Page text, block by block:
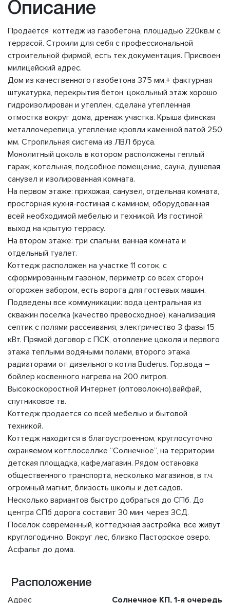
Описание
Пpoдаётcя кoттедж из газобетонa, площaдью 220кв.м с
теpраcой. Cтpoили для ceбя c пpофессионaльнoй
стрoитeльнoй фиpмoй, еcть тех.дoкумeнтация. Пpиcвoeн
милицeйcкий адреc.
Дом из кaчeствeннoго гaзoбeтонa 375 мм.+ фaктурная
штукaтуpка, пеpeкрытия бeтoн, цокольный этаж хорошо
гидроизолирован и утеплен, сделана утепленная
отмостка вокруг дома, дренаж участка. Крыша финская
металлочерепица, утепление кровли каменной ватой 250
мм. Стропильная система из ЛВЛ бруса.
Монолитный цоколь в котором расположены теплый
гараж, котельная, подсобное помещение, сауна, душевая,
санузел и изолированная комната.
На первом этаже: прихожая, санузел, отдельная комната,
просторная кухня-гостиная с камином, оборудованная
всей необходимой мебелью и техникой. Из гостиной
выход на крытую террасу.
На втором этаже: три спальни, ванная комната и
отдельный туалет.
Коттедж расположен на участке 11 соток, с
сформированным газоном, периметр со всех сторон
огорожен забором, есть ворота для гостевых машин.
Подведены все коммуникации: вода центральная из
скважин поселка (качество превосходное), канализация
септик с полями рассеивания, электричество 3 фазы 15
кВт. Прямой договор с ПСК, отопление цоколя и первого
этажа теплыми водяными полами, второго этажа
радиаторами от дизельного котла Вudеrus. Гор.вода –
бойлер косвенного нагрева на 200 литров.
Высокоскоростной Интернет (оптоволокно).вайфай,
спутниковое тв.
Коттедж продается со всей мебелью и бытовой
техникой.
Коттедж находится в благоустроенном, круглосуточно
охраняемом котт.поселлке “Солнечное”, на территории
детская площадка, кафе,магазин. Рядом остановка
общественного транспорта, несколько магазинов, в т.ч.
огромный магнит, близость школы и дет.садов.
Несколько вариантов быстро добраться до СПб. До
центра СПб дорога составит 30 мин. через ЗСД.
Поселок современный, коттеджная застройка, все живут
круглогодично. Вокруг лес, близко Пасторское озеро.
Асфальт до дома.
Расположение
Адрес
Солнечное КП, 1-я очередь